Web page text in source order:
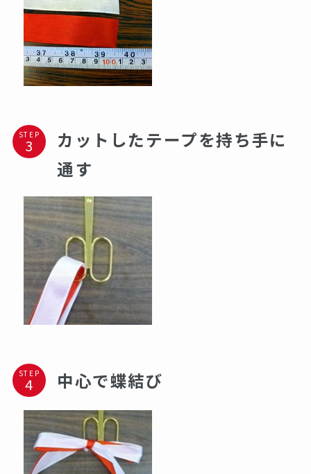
STEP
カットしたテープを持ち手に
通す
STEP 中心で蝶結び